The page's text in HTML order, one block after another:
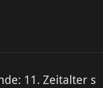
11. Zeitalter s